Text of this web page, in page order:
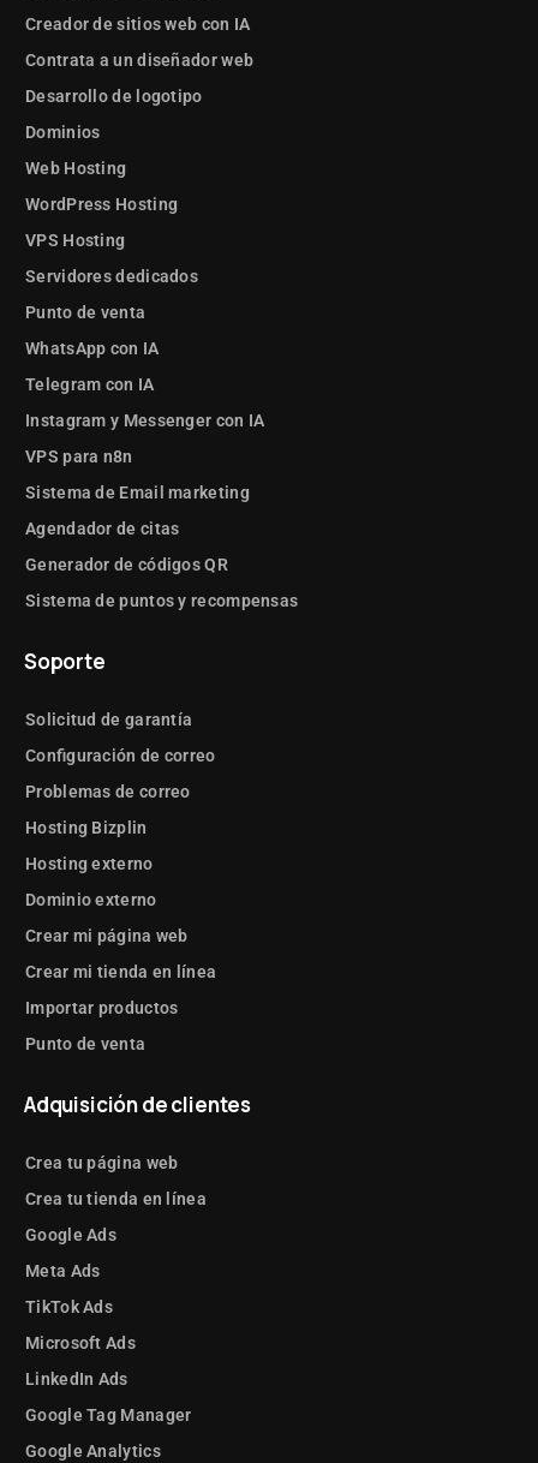
Creador de sitios web con IA
Contrata a un diseñador web
Desarrollo de logotipo
Dominios
Web Hosting
WordPress Hosting
VPS Hosting
Servidores dedicados
Punto de venta
WhatsApp con IA
Telegram con IA
Instagram y Messenger con IA
VPS para n8n
Sistema de Email marketing
Agendador de citas
Generador de códigos QR
Sistema de puntos y recompensas
Soporte
Solicitud de garantía
Configuración de correo
Problemas de correo
Hosting Bizplin
Hosting externo
Dominio externo
Crear mi página web
Crear mi tienda en línea
Importar productos
Punto de venta
Adquisición de clientes
Crea tu página web
Crea tu tienda en línea
Google Ads
Meta Ads
TikTok Ads
Microsoft Ads
LinkedIn Ads
Google Tag Manager
Google Analytics